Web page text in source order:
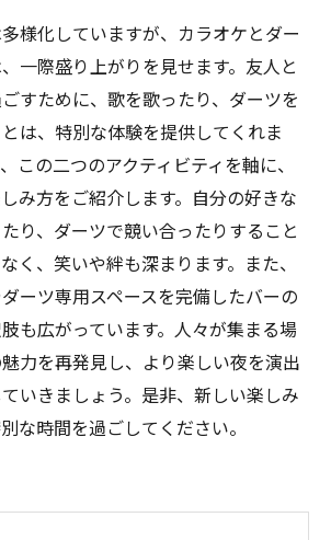
様化していますが、カラオケとダー
一際盛り上がりを見せます。友人と
すために、歌を歌ったり、ダーツを
は、特別な体験を提供してくれま
この二つのアクティビティを軸に、
み方をご紹介します。自分の好きな
り、ダーツで競い合ったりすること
く、笑いや絆も深まります。また、
ーツ専用スペースを完備したバーの
も広がっています。人々が集まる場
力を再発見し、より楽しい夜を演出
いきましょう。是非、新しい楽しみ
な時間を過ごしてください。